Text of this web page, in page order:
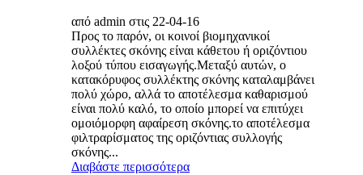
από admin στις 22-04-16
Προς το παρόν, οι κοινοί βιομηχανικοί
συλλέκτες σκόνης είναι κάθετου ή οριζόντιου
λοξού τύπου εισαγωγής.Μεταξύ αυτών, ο
κατακόρυφος συλλέκτης σκόνης καταλαμβάνει
πολύ χώρο, αλλά το αποτέλεσμα καθαρισμού
είναι πολύ καλό, το οποίο μπορεί να επιτύχει
ομοιόμορφη αφαίρεση σκόνης.το αποτέλεσμα
φιλτραρίσματος της οριζόντιας συλλογής
σκόνης...
Διαβάστε περισσότερα